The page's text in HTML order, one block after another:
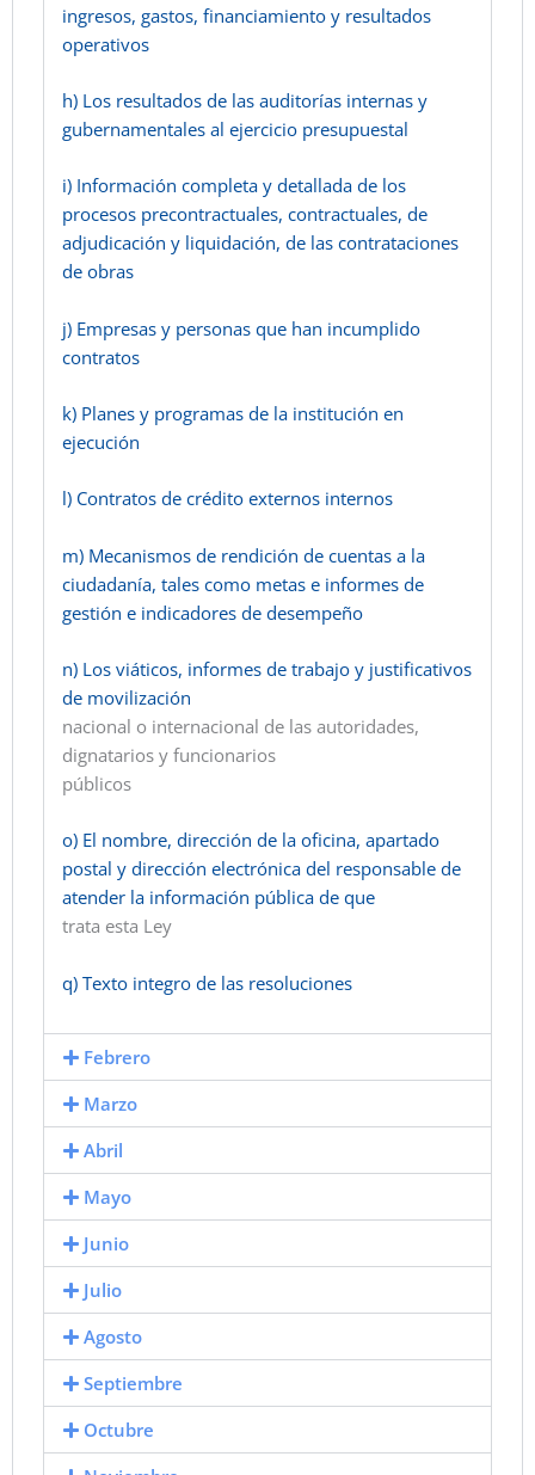
ingresos, gastos, financiamiento y resultados
operativos
h) Los resultados de las auditorías internas y
gubernamentales al ejercicio presupuestal
i) Información completa y detallada de los
procesos precontractuales, contractuales, de
adjudicación y liquidación, de las contrataciones
de obras
j) Empresas y personas que han incumplido
contratos
k) Planes y programas de la institución en
ejecución
l) Contratos de crédito externos internos
m) Mecanismos de rendición de cuentas a la
ciudadanía, tales como metas e informes de
gestión e indicadores de desempeño
n) Los viáticos, informes de trabajo y justificativos
de movilización
nacional o internacional de las autoridades,
dignatarios y funcionarios
públicos
o) El nombre, dirección de la oficina, apartado
postal y dirección electrónica del responsable de
atender la información pública de que
trata esta Ley
q) Texto integro de las resoluciones
Febrero
Marzo
Abril
Mayo
Junio
Julio
Agosto
Septiembre
Octubre